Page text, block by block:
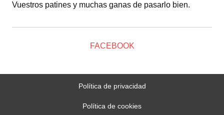
Vuestros patines y muchas ganas de pasarlo bien.
FACEBOOK
Política de privacidad
Política de cookies